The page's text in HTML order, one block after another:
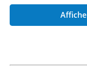
Alésage x course:
Taux de